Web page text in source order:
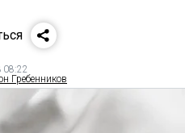
08:22
Гребенников